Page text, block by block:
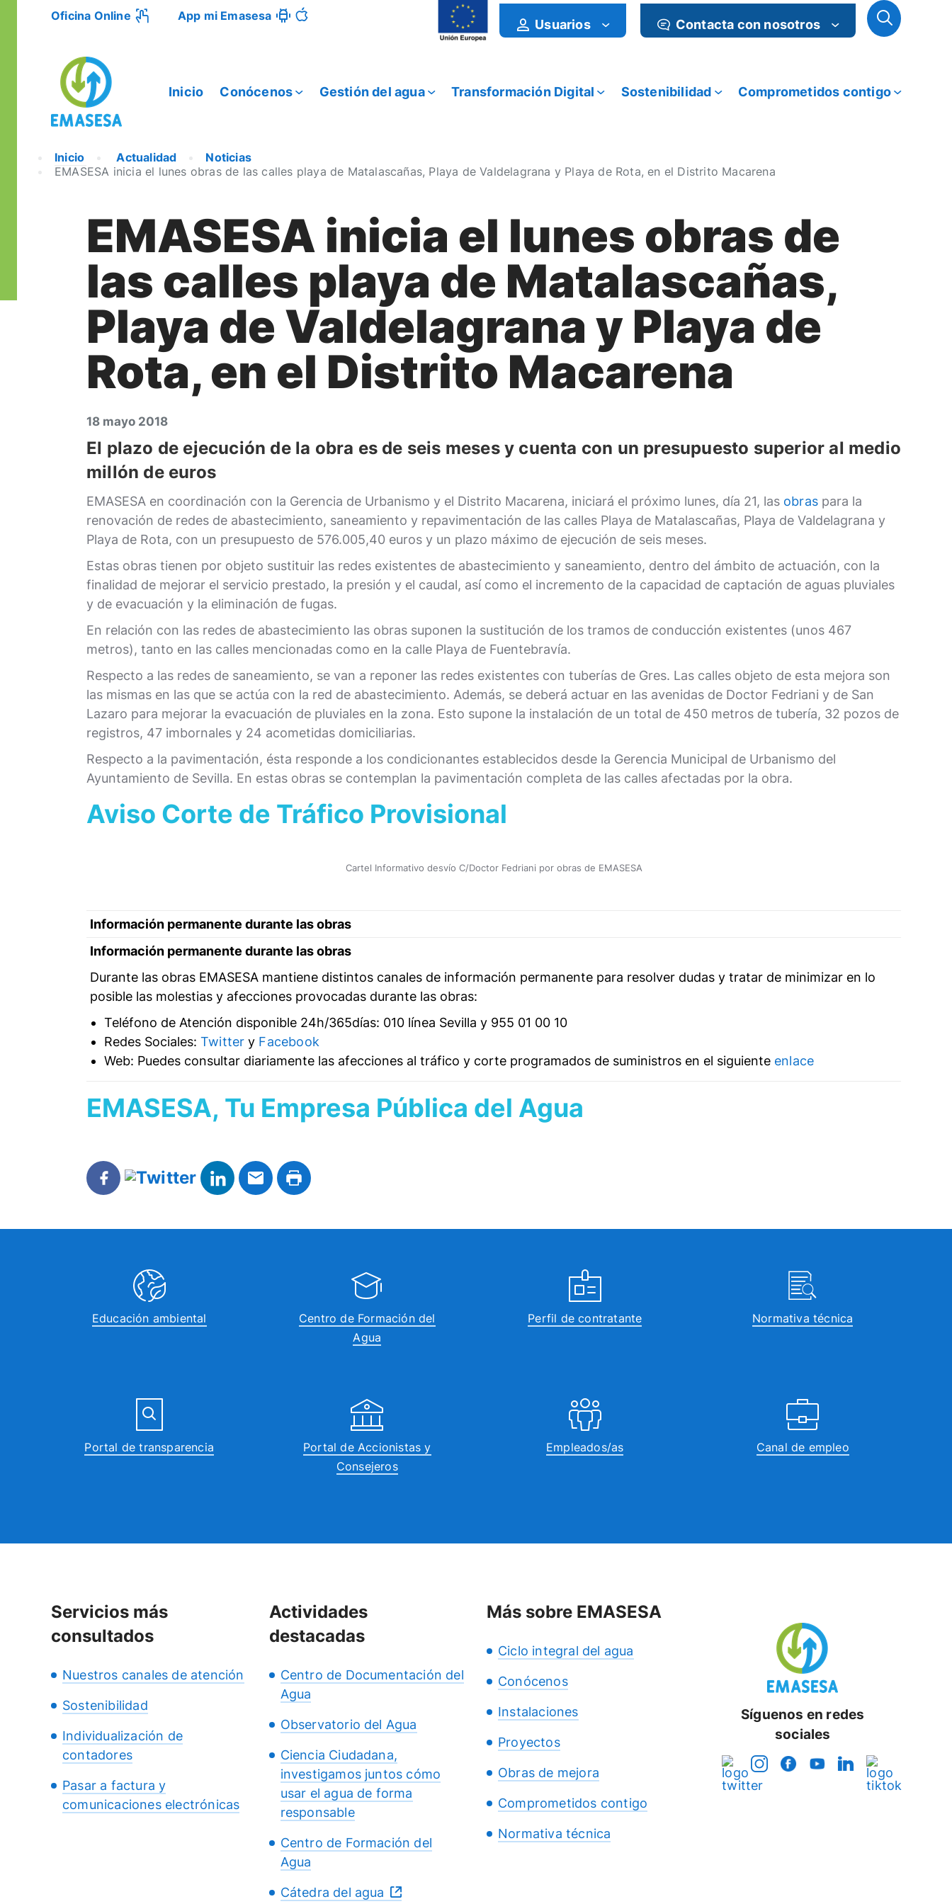
Oficina Online App mi Emasesa
Usuarios Contacta con nosotros
Inicio Conócenos Gestión del agua Transformación Digital Sostenibilidad Comprometidos contigo
Inicio Actualidad
Noticias
EMASESA inicia el lunes obras de las calles playa de Matalascañas, Playa de Valdelagrana y Playa de Rota, en el Distrito Macarena
EMASESA inicia el lunes obras de
las calles playa de Matalascañas,
Playa de Valdelagrana y Playa de
Rota, en el Distrito Macarena
18 mayo 2018
El plazo de ejecución de la obra es de seis meses y cuenta con un presupuesto superior al medio
millón de euros
EMASESA en coordinación con la Gerencia de Urbanismo y el Distrito Macarena, iniciará el próximo lunes, día 21, las obras para la
renovación de redes de abastecimiento, saneamiento y repavimentación de las calles Playa de Matalascañas, Playa de Valdelagrana y
Playa de Rota, con un presupuesto de 576.005,40 euros y un plazo máximo de ejecución de seis meses.
Estas obras tienen por objeto sustituir las redes existentes de abastecimiento y saneamiento, dentro del ámbito de actuación, con la
finalidad de mejorar el servicio prestado, la presión y el caudal, así como el incremento de la capacidad de captación de aguas pluviales
y de evacuación y la eliminación de fugas.
En relación con las redes de abastecimiento las obras suponen la sustitución de los tramos de conducción existentes (unos 467
metros), tanto en las calles mencionadas como en la calle Playa de Fuentebravía.
Respecto a las redes de saneamiento, se van a reponer las redes existentes con tuberías de Gres. Las calles objeto de esta mejora son
las mismas en las que se actúa con la red de abastecimiento. Además, se deberá actuar en las avenidas de Doctor Fedriani y de San
Lazaro para mejorar la evacuación de pluviales en la zona. Esto supone la instalación de un total de 450 metros de tubería, 32 pozos de
registros, 47 imbornales y 24 acometidas domiciliarias.
Respecto a la pavimentación, ésta responde a los condicionantes establecidos desde la Gerencia Municipal de Urbanismo del
Ayuntamiento de Sevilla. En estas obras se contemplan la pavimentación completa de las calles afectadas por la obra.
Aviso Corte de Tráfico Provisional
Cartel Informativo desvío C/Doctor Fedriani por obras de EMASESA
Información permanente durante las obras
Información permanente durante las obras
Durante las obras EMASESA mantiene distintos canales de información permanente para resolver dudas y tratar de minimizar en lo
posible las molestias y afecciones provocadas durante las obras:
Teléfono de Atención disponible 24h/365días: 010 línea Sevilla y 955 01 00 10
Redes Sociales: Twitter y Facebook
Web: Puedes consultar diariamente las afecciones al tráfico y corte programados de suministros en el siguiente enlace
EMASESA, Tu Empresa Pública del Agua
Educación ambiental
Centro de Formación del
Agua
Perfil de contratante Normativa técnica
Portal de transparencia
Portal de Accionistas y
Consejeros
Empleados/as Canal de empleo
Servicios más
consultados
Nuestros canales de atención
Sostenibilidad
Individualización de
contadores
Pasar a factura y
comunicaciones electrónicas
Actividades
destacadas
Centro de Documentación del
Agua
Observatorio del Agua
Ciencia Ciudadana,
investigamos juntos cómo
usar el agua de forma
responsable
Centro de Formación del
Agua
Cátedra del agua
Más sobre EMASESA
Ciclo integral del agua
Conócenos
Instalaciones
Proyectos
Obras de mejora
Comprometidos contigo
Normativa técnica
Síguenos en redes
sociales